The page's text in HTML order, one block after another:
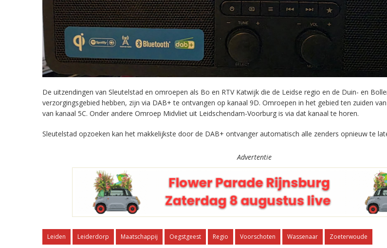
De uitzendingen van Sleutelstad en omroepen als Bo en RTV Katwijk die de Leidse regio en de Duin- en
verzorgingsgebied hebben, zijn via DAB+ te ontvangen op kanaal 9D. Omroepen in het gebied ten zuiden
van kanaal 5C. Onder andere Omroep Midvliet uit Leidschendam-Voorburg is via dat kanaal te horen.
Sleutelstad opzoeken kan het makkelijkste door de DAB+ ontvanger automatisch alle zenders opnieuw te
Advertentie
Leiden Leiderdorp Maatschappij Oegstgeest Regio Voorschoten Wassenaar Zoeterwoude